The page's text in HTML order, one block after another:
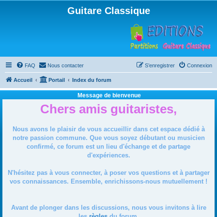
Guitare Classique
FAQ Nous contacter Connexion
S’enregistrer
Accueil Portail Index du forum
Message de bienvenue
Chers amis guitaristes,
Nous avons le plaisir de vous accueillir dans cet espace dédié à
notre passion commune. Que vous soyez débutant ou musicien
confirmé, ce forum est un lieu d'échange et de partage
d'expériences.
N'hésitez pas à vous connecter, à poser vos questions et à partager
vos connaissances. Ensemble, enrichissons-nous mutuellement !
Avant de plonger dans les discussions, nous vous invitons à lire